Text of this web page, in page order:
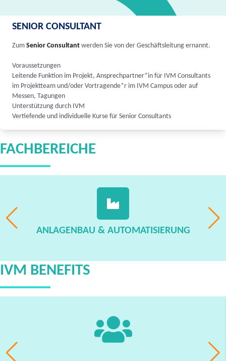
SENIOR CONSULTANT
Zum Senior Consultant werden Sie von der Geschäftsleitung ernannt.
Voraussetzungen
Leitende Funktion im Projekt, Ansprechpartner*in für IVM Consultants
im Projektteam und/oder Vortragende*r im IVM Campus oder auf
Messen, Tagungen
Unterstützung durch IVM
Vertiefende und individuelle Kurse für Senior Consultants
FACHBEREICHE
ANLAGENBAU & AUTOMATISIERUNG
IVM BENEFITS